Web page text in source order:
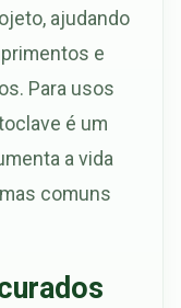
ajudando
e
Para usos
é um
a vida
comuns